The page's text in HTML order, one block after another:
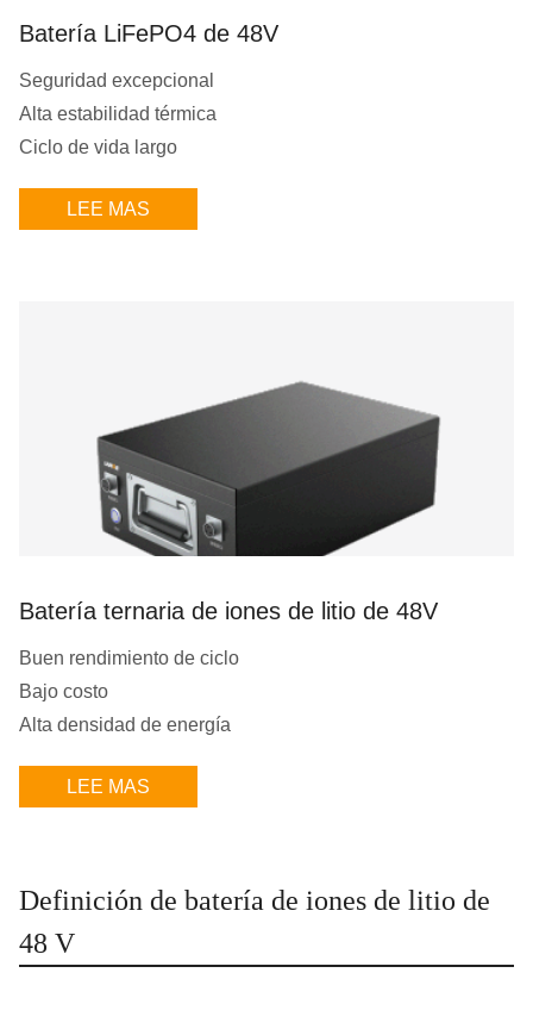
Batería LiFePO4 de 48V
Seguridad excepcional
Alta estabilidad térmica
Ciclo de vida largo
LEE MAS
Batería ternaria de iones de litio de 48V
Buen rendimiento de ciclo
Bajo costo
Alta densidad de energía
LEE MAS
Definición de batería de iones de litio de
48 V